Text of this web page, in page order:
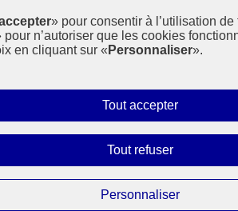
» pour consentir à l’utilisation
pour n’autoriser que les cookies
en cliquant sur « Personnaliser».
Tout accepterAutoriser
tous
Tout refuserInterdire
tous
Personnaliser